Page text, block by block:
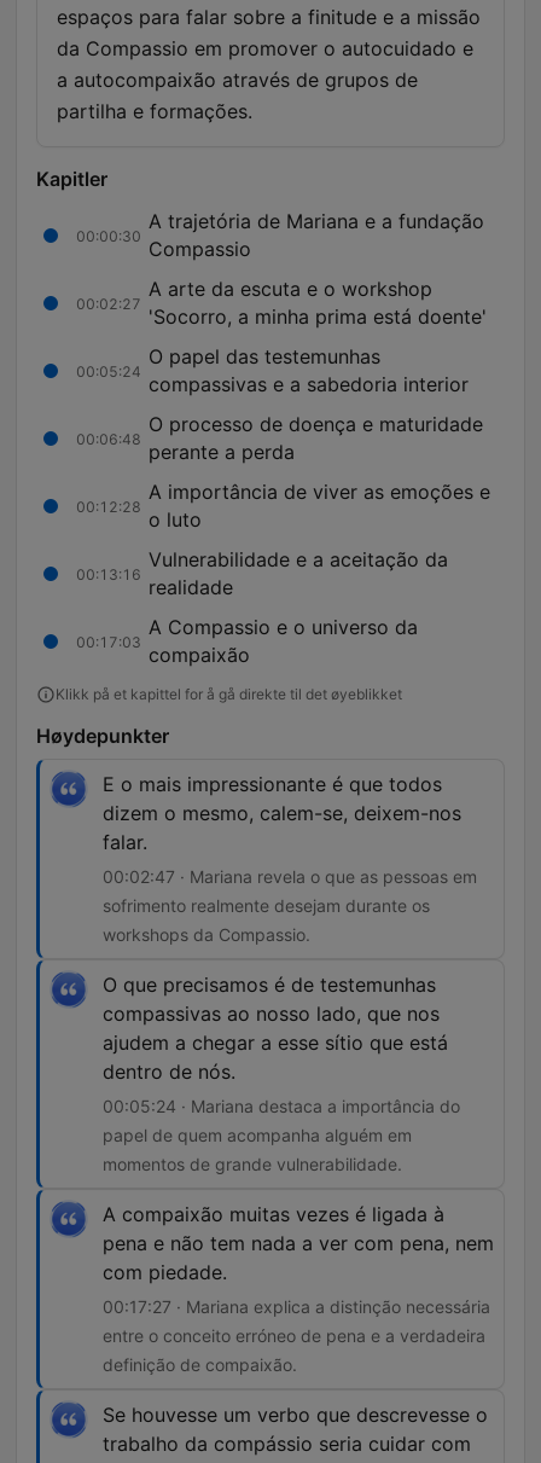
espaços para falar sobre a finitude e a missão
da Compassio em promover o autocuidado e
a autocompaixão através de grupos de
partilha e formações.
Kapitler
00:00:30
A trajetória de Mariana e a fundação
Compassio
00:02:27
A arte da escuta e o workshop
'Socorro, a minha prima está doente'
00:05:24
O papel das testemunhas
compassivas e a sabedoria interior
00:06:48
O processo de doença e maturidade
perante a perda
00:12:28
A importância de viver as emoções e
o luto
00:13:16
Vulnerabilidade e a aceitação da
realidade
00:17:03
A Compassio e o universo da
compaixão
Klikk på et kapittel for å gå direkte til det øyeblikket
Høydepunkter
E o mais impressionante é que todos
dizem o mesmo, calem-se, deixem-nos
falar.
00:02:47 · Mariana revela o que as pessoas em
sofrimento realmente desejam durante os
workshops da Compassio.
O que precisamos é de testemunhas
compassivas ao nosso lado, que nos
ajudem a chegar a esse sítio que está
dentro de nós.
00:05:24 · Mariana destaca a importância do
papel de quem acompanha alguém em
momentos de grande vulnerabilidade.
A compaixão muitas vezes é ligada à
pena e não tem nada a ver com pena, nem
com piedade.
00:17:27 · Mariana explica a distinção necessária
entre o conceito erróneo de pena e a verdadeira
definição de compaixão.
Se houvesse um verbo que descrevesse o
trabalho da compássio seria cuidar com